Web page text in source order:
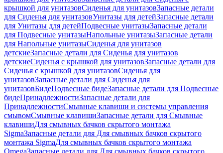
крышкой для унитазовСиденья для унитазовЗапасные детали
для Сиденья для унитазовУнитазы для детейЗапасные детали
для Унитазы для детейПодвесные унитазыЗапасные детали
для Подвесные унитазыНапольные унитазыЗапасные детали
для Напольные унитазыСиденья для унитазов
детскиеЗапасные детали для Сиденья для унитазов
детскиеСиденья с крышкой для унитазовЗапасные детали для
Сиденья с крышкой для унитазовСиденья для
унитазовЗапасные детали для Сиденья для
унитазовБидеПодвесные бидеЗапасные детали для Подвесные
бидеПринадлежностиЗапасные детали для
ПринадлежностиСмывные клавиши и системы управления
смывомСмывные клавишиЗапасные детали для Смывные
клавишиДля смывных бачков скрытого монтажа
SigmaЗапасные детали для Для смывных бачков скрытого
монтажа SigmaДля смывных бачков скрытого монтажа
OmegaЗапасные детали для Для смывных бачков скрытого